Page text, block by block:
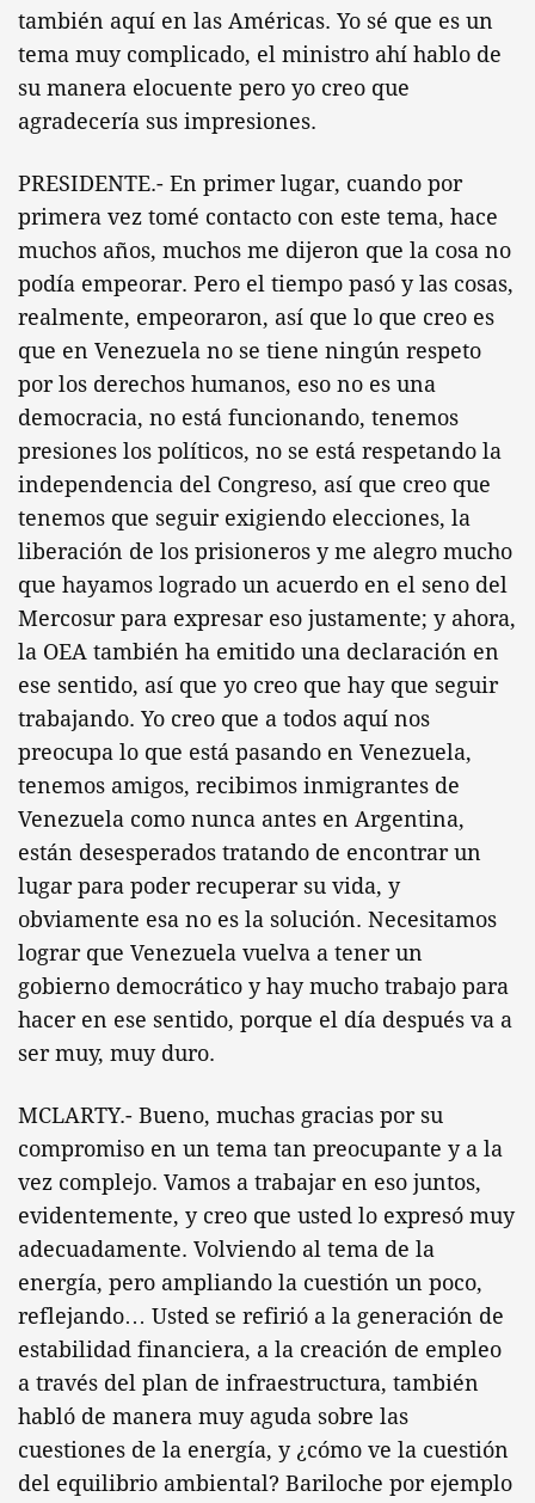
también aquí en las Américas. Yo sé que es un
tema muy complicado, el ministro ahí hablo de
su manera elocuente pero yo creo que
agradecería sus impresiones.
PRESIDENTE.- En primer lugar, cuando por
primera vez tomé contacto con este tema, hace
muchos años, muchos me dijeron que la cosa no
podía empeorar. Pero el tiempo pasó y las cosas,
realmente, empeoraron, así que lo que creo es
que en Venezuela no se tiene ningún respeto
por los derechos humanos, eso no es una
democracia, no está funcionando, tenemos
presiones los políticos, no se está respetando la
independencia del Congreso, así que creo que
tenemos que seguir exigiendo elecciones, la
liberación de los prisioneros y me alegro mucho
que hayamos logrado un acuerdo en el seno del
Mercosur para expresar eso justamente; y ahora,
la OEA también ha emitido una declaración en
ese sentido, así que yo creo que hay que seguir
trabajando. Yo creo que a todos aquí nos
preocupa lo que está pasando en Venezuela,
tenemos amigos, recibimos inmigrantes de
Venezuela como nunca antes en Argentina,
están desesperados tratando de encontrar un
lugar para poder recuperar su vida, y
obviamente esa no es la solución. Necesitamos
lograr que Venezuela vuelva a tener un
gobierno democrático y hay mucho trabajo para
hacer en ese sentido, porque el día después va a
ser muy, muy duro.
MCLARTY.- Bueno, muchas gracias por su
compromiso en un tema tan preocupante y a la
vez complejo. Vamos a trabajar en eso juntos,
evidentemente, y creo que usted lo expresó muy
adecuadamente. Volviendo al tema de la
energía, pero ampliando la cuestión un poco,
reflejando… Usted se refirió a la generación de
estabilidad financiera, a la creación de empleo
a través del plan de infraestructura, también
habló de manera muy aguda sobre las
cuestiones de la energía, y ¿cómo ve la cuestión
del equilibrio ambiental? Bariloche por ejemplo